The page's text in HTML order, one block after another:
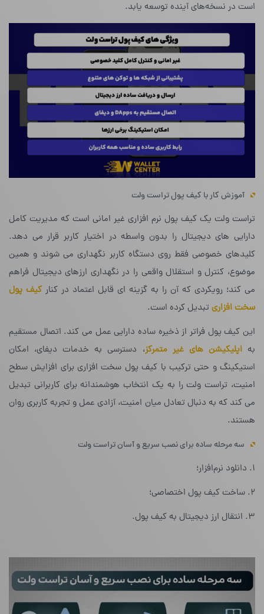
است در نسخه‌های آینده توسعه یابد.
آموزش کار با کیف پول تراست ولت
تراست ولت یک کیف پول نرم افزاری غیر امانی است که مدیریت کامل
دارایی های دیجیتال را بدون واسطه در اختیار کاربر قرار می دهد.
کلیدهای خصوصی فقط روی دستگاه کاربر نگهداری می شوند و همین
موضوع، کنترل و استقلال واقعی را در نگهداری ارزهای دیجیتال فراهم
می کند؛ رویکردی که آن را به گزینه ای قابل اعتماد در کنار کیف پول
سخت افزاری تبدیل کرده است.
این کیف پول فراتر از ذخیره ساده دارایی عمل می کند. اتصال مستقیم
بهاپلیکیشن های غیر متمرکز، دسترسی به خدمات دیفای، امکان
استیکینگ و حتی ترکیب با کیف پول سخت افزاری برای افزایش سطح
امنیت، تراست ولت را به یک انتخاب هوشمندانه برای کاربرانی تبدیل
می کند که به دنبال تعادل میان امنیت، آزادی عمل و تجربه کاربری روان
هستند.
سه مرحله ساده برای نصب سریع و آسان تراست ولت
۱. دانلود نرم‌افزار؛
۲. ساخت کیف پول اختصاصی؛
۳. انتقال ارز دیجیتال به کیف پول.